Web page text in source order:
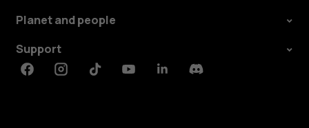
Planet and people
Support
FacebookInstagramTiktokYoutubeLinkedinDiscord